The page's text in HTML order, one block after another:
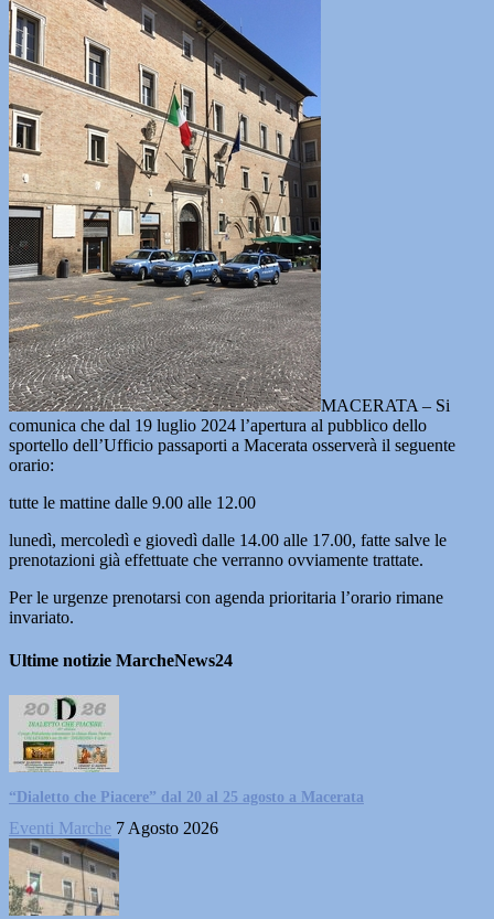
MACERATA – Si
comunica che dal 19 luglio 2024 l’apertura al pubblico dello
sportello dell’Ufficio passaporti a Macerata osserverà il seguente
orario:
tutte le mattine dalle 9.00 alle 12.00
lunedì, mercoledì e giovedì dalle 14.00 alle 17.00, fatte salve le
prenotazioni già effettuate che verranno ovviamente trattate.
Per le urgenze prenotarsi con agenda prioritaria l’orario rimane
invariato.
Ultime notizie MarcheNews24
“Dialetto che Piacere” dal 20 al 25 agosto a Macerata
Eventi Marche 7 Agosto 2026